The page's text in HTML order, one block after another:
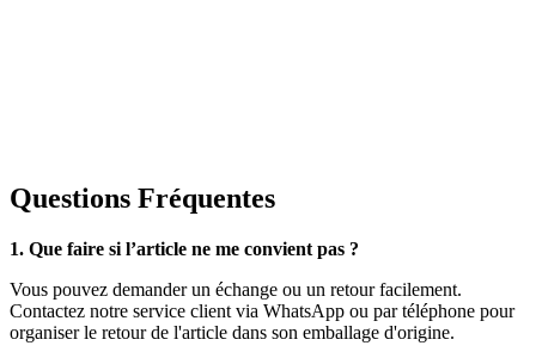
Questions Fréquentes
1. Que faire si l’article ne me convient pas ?
Vous pouvez demander un échange ou un retour facilement.
Contactez notre service client via WhatsApp ou par téléphone pour
organiser le retour de l'article dans son emballage d'origine.